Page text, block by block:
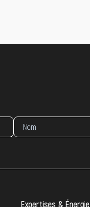
Expertises & Énergie